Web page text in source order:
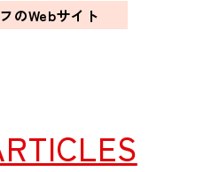
のWebサイト